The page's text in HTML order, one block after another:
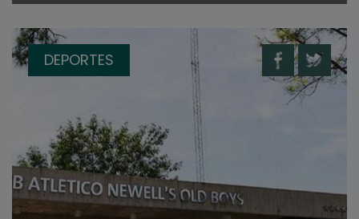
DEPORTES